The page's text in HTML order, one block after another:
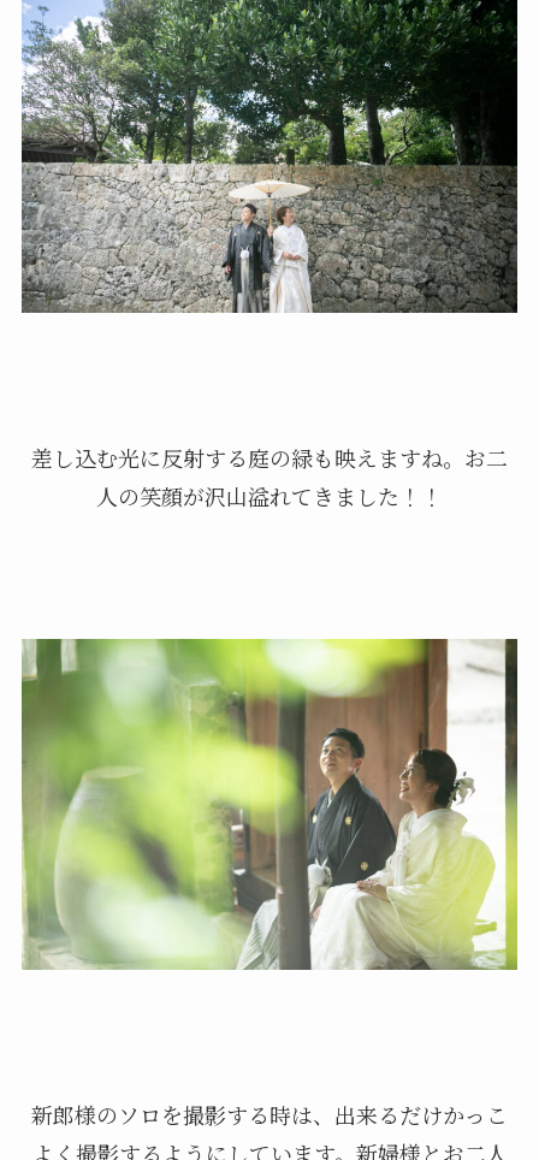
差し込む光に反射する庭の緑も映えますね。お二
人の笑顔が沢山溢れてきました！！
新郎様のソロを撮影する時は、出来るだけかっこ
よく撮影するようにしています。新婦様とお二人